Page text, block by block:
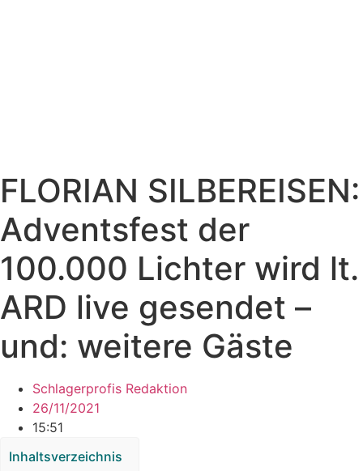
FLORIAN SILBEREISEN:
Adventsfest der
100.000 Lichter wird lt.
ARD live gesendet –
und: weitere Gäste
Schlagerprofis Redaktion
26/11/2021
15:51
Inhaltsverzeichnis